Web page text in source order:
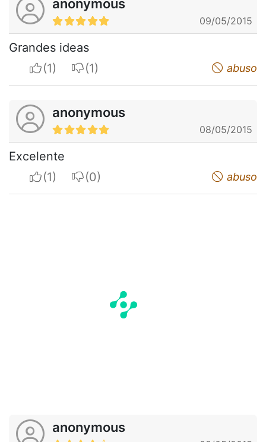
anonymous
09/05/2015
Grandes ideas
I apreciateI do not appreciate abuso
anonymous
08/05/2015
Excelente
I apreciateI do not appreciate abuso
anonymous